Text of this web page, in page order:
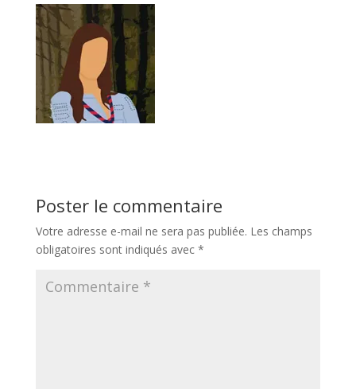
Poster le commentaire
Votre adresse e-mail ne sera pas publiée. Les champs
obligatoires sont indiqués avec *